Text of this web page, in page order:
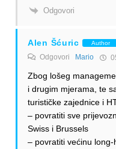
Odgovori
Alen Šćuric Author
Odgovori Mario
Zbog lošeg
i drugim mjerama, te
turističke zajednice i
– povratiti sve
Swiss i Brussels
– povratiti većinu